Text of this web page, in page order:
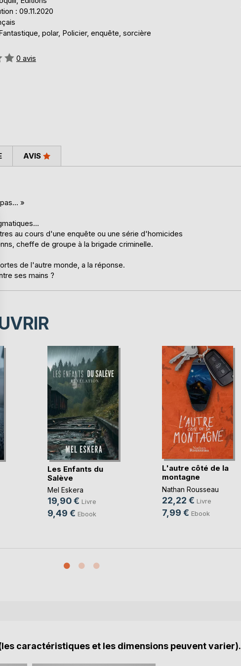
: 09.11.2020
polar, Policier, enquête, sorcière
0 avis
»
au cours d'une enquête ou une série d'homicides
cheffe de groupe à la brigade criminelle.
de l'autre monde, a la réponse.
ses mains ?
AVIS
Les Enfants du
Salève
Mel Eskera
19,90 € Livre
9,49 € Ebook
L'autre côté de la
montagne
Nathan Rousseau
22,22 € Livre
7,99 € Ebook
caractéristiques et les dimensions peuvent varier).